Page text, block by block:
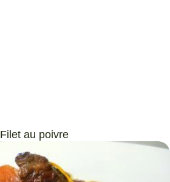
Filet au poivre